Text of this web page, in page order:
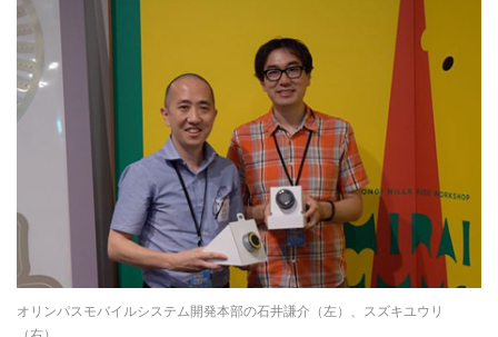
オリンパスモバイルシステム開発本部の石井謙介（左）、スズキユウリ